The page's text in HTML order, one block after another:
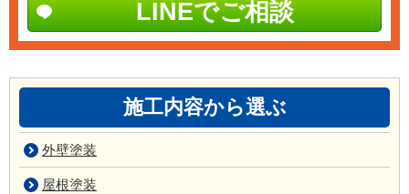
LINEでご相談
施工内容から選ぶ
外壁塗装
屋根塗装